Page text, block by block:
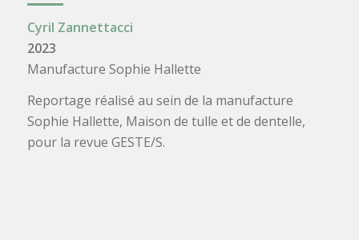
Cyril Zannettacci
2023
Manufacture Sophie Hallette
Reportage réalisé au sein de la manufacture
Sophie Hallette, Maison de tulle et de dentelle,
pour la revue GESTE/S.